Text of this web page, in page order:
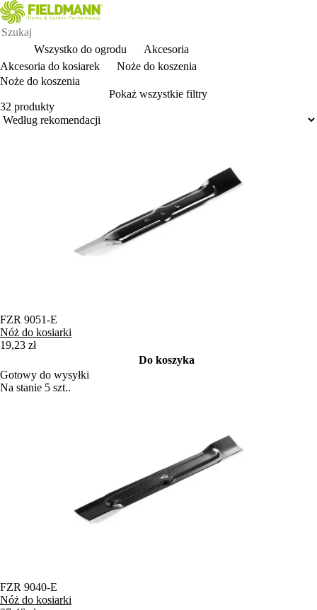
Wszystko do ogrodu
Akcesoria
Akcesoria do kosiarek
Noże do koszenia
Noże do koszenia
Pokaż wszystkie filtry
32 produkty
FZR 9051-E
Nóż do kosiarki
19,23 zł
Do koszyka
Gotowy do wysyłki
Na stanie 5 szt..
FZR 9040-E
Nóż do kosiarki